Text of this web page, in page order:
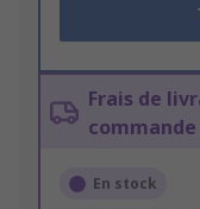
Frais de
commande
En stock